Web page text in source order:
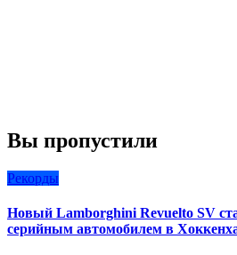
Вы пропустили
Рекорды
Новый Lamborghini Revuelto SV
серийным автомобилем в